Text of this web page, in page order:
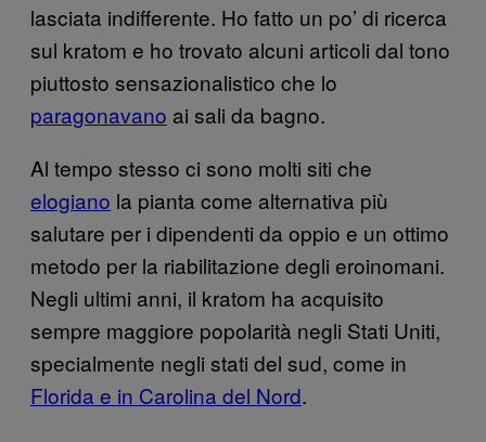
lasciata indifferente. Ho fatto un po’ di ricerca
sul kratom e ho trovato alcuni articoli dal tono
piuttosto sensazionalistico che lo
paragonavano ai sali da bagno.
Al tempo stesso ci sono molti siti che
elogiano la pianta come alternativa più
salutare per i dipendenti da oppio e un ottimo
metodo per la riabilitazione degli eroinomani.
Negli ultimi anni, il kratom ha acquisito
sempre maggiore popolarità negli Stati Uniti,
specialmente negli stati del sud, come in
Florida e in Carolina del Nord.